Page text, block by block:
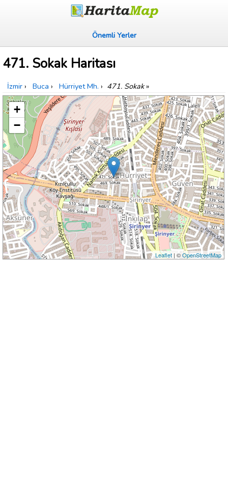
Önemli Yerler
471. Sokak Haritası
İzmir › Buca › Hürriyet Mh. › 471. Sokak»
+
−
Leaflet| ©OpenStreetMap